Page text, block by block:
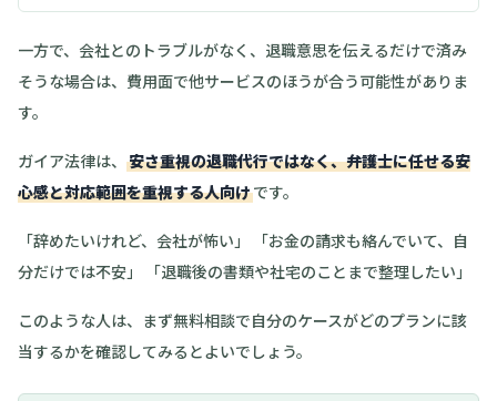
一方で、会社とのトラブルがなく、退職意思を伝えるだけで済み
そうな場合は、費用面で他サービスのほうが合う可能性がありま
す。
ガイア法律は、 安さ重視の退職代行ではなく、弁護士に任せる安
心感と対応範囲を重視する人向けです。
「辞めたいけれど、会社が怖い」 「お金の請求も絡んでいて、自
分だけでは不安」 「退職後の書類や社宅のことまで整理したい」
このような人は、まず無料相談で自分のケースがどのプランに該
当するかを確認してみるとよいでしょう。